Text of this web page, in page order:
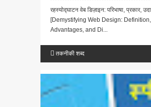
रहस्योद्घाटन वेब डिज़ाइन: परिभाषा, प्रकार,
[Demystifying Web Design:
Advantages, and Di...
तकनीकी शब्द